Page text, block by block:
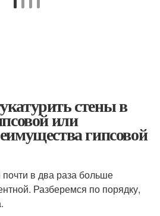
стены в
или
гипсовой
почти в два раза больше
Разберемся по порядку,